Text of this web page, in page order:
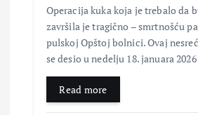
Operacija kuka koja je trebalo da
završila je tragično – smrtnošću
pulskoj Opštoj bolnici. Ovaj
se desio u nedelju 18. januara
Read more